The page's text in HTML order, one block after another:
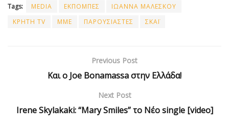
Tags: MEDIA ΕΚΠΟΜΠΕΣ
ΙΩΑΝΝΑ ΜΑΛΕΣΚΟΥ
ΚΡΗΤΗ TV
ΜΜΕ ΠΑΡΟΥΣΙΑΣΤΕΣ ΣΚΑΪ
Previous Post
Και ο Joe Bonamassa στην Ελλάδα!
Next Post
Irene Skylakaki: “Mary Smiles” το Νέο single [video]